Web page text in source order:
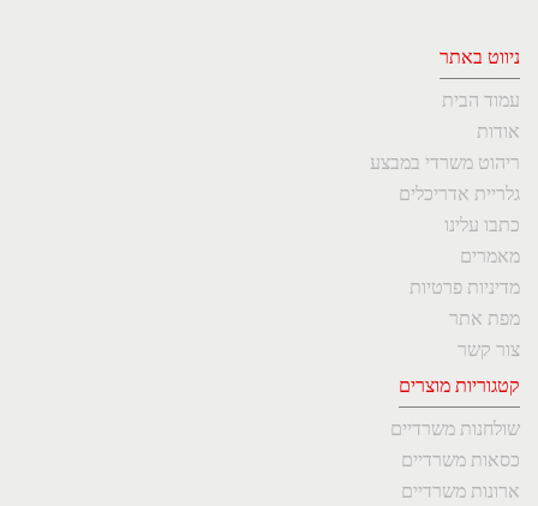
ניווט באתר
עמוד הבית
אודות
ריהוט משרדי במבצע
גלריית אדריכלים
כתבו עלינו
מאמרים
מדיניות פרטיות
מפת אתר
צור קשר
קטגוריות מוצרים
שולחנות משרדיים
כסאות משרדיים
ארונות משרדיים